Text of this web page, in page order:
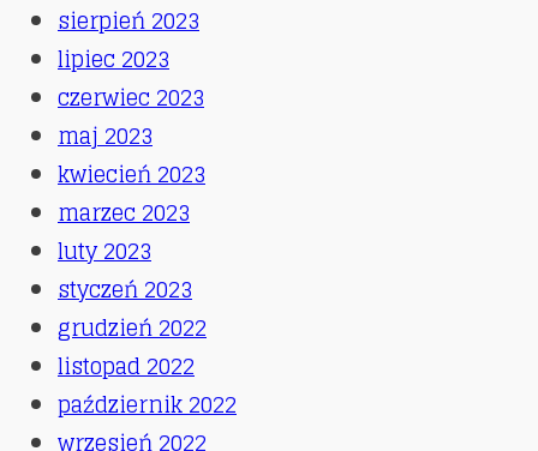
sierpień 2023
lipiec 2023
czerwiec 2023
maj 2023
kwiecień 2023
marzec 2023
luty 2023
styczeń 2023
grudzień 2022
listopad 2022
październik 2022
wrzesień 2022